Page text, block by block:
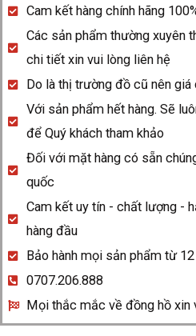
R22854705
quantity
Cam kết hàng chính hãng
Các sản phẩm thường xuyên
chi tiết xin vui lòng liên hệ
Do là thị trường đồ cũ nên
Với sản phẩm hết hàng. Sẽ
để Quý khách tham khảo
Đối với mặt hàng có sẵn
quốc
Cam kết uy tín - chất lượng -
hàng đầu
Bảo hành mọi sản phẩm từ
0707.206.888
Mọi thắc mắc về đồng hồ xin